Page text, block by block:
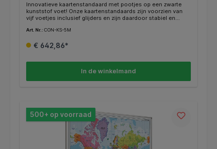
Innovatieve kaartenstandaard met pootjes op een zwarte
kunststof voet! Onze kaartenstandaards zijn voorzien van
vijf voetjes inclusief glijders en zijn daardoor stabiel en
bedienen en traploos in hoogte verstelbaar. Je hebt de
verstellen - precies zoals je het nodig hebt. De kaarten
Art. Nr.: CON-KS-5M
€ 642,86*
In de winkelmand
500+ op voorraad